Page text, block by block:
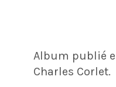
Album publié
Charles Corlet.